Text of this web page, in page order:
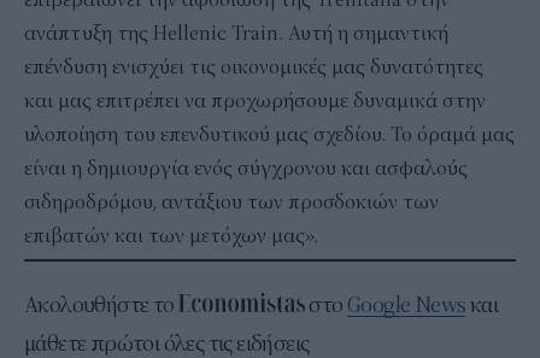
ανάπτυξη της Hellenic Train. Αυτή η σημαντική
επένδυση ενισχύει τις οικονομικές μας δυνατότητες
και μας επιτρέπει να προχωρήσουμε δυναμικά στην
υλοποίηση του επενδυτικού μας σχεδίου. Το όραμά μας
είναι η δημιουργία ενός σύγχρονου και ασφαλούς
σιδηροδρόμου, αντάξιου των προσδοκιών των
επιβατών και των μετόχων μας».
Ακολουθήστε το στο Google Newsκαι
μάθετε πρώτοι όλες τις ειδήσεις